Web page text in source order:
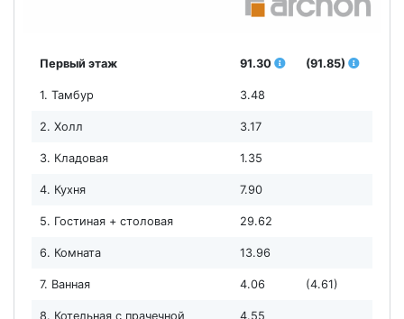
Первый этаж 91.30 (91.85)
1. Тамбур 3.48
2. Холл 3.17
3. Кладовая 1.35
4. Кухня 7.90
5. Гостиная + столовая 29.62
6. Комната 13.96
7. Ванная 4.06 (4.61)
8. Котельная с прачечной 4.55